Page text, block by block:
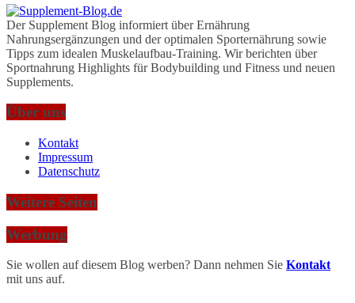
Der Supplement Blog informiert über Ernährung
Nahrungsergänzungen und der optimalen Sporternährung sowie
Tipps zum idealen Muskelaufbau-Training. Wir berichten über
Sportnahrung Highlights für Bodybuilding und Fitness und neuen
Supplements.
Über uns
Kontakt
Impressum
Datenschutz
Weitere Seiten
Werbung
Sie wollen auf diesem Blog werben? Dann nehmen Sie Kontakt
mit uns auf.